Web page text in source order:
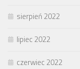
sierpień 2022
lipiec 2022
czerwiec 2022